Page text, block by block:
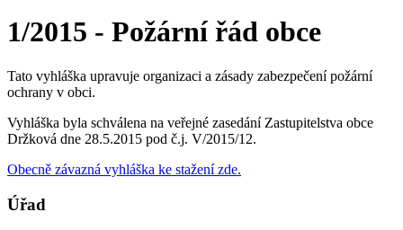
1/2015 - Požární řád obce
Tato vyhláška upravuje organizaci a zásady zabezpečení požární
ochrany v obci.
Vyhláška byla schválena na veřejné zasedání Zastupitelstva obce
Držková dne 28.5.2015 pod č.j. V/2015/12.
Obecně závazná vyhláška ke stažení zde.
Úřad